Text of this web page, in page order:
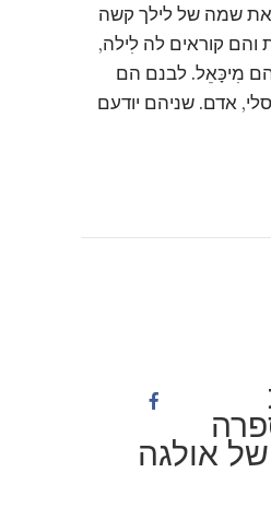
את שמה של לילך קשה
והם קוראים לה לִילה,
מִיכָּאֵל. לבנם הם
אדם. שניהם יודעם
אולגה